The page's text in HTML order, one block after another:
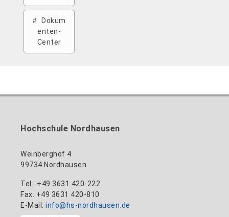
Dokum
enten-
Center
Hochschule Nordhausen
Weinberghof 4
99734 Nordhausen
Tel.: +49 3631 420-222
Fax: +49 3631 420-810
E-Mail: info@hs-nordhausen.de